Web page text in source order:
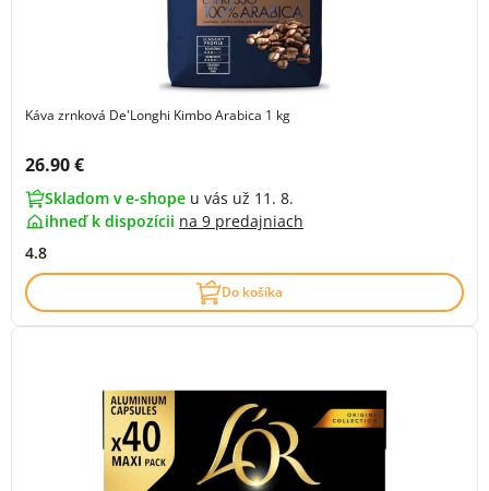
Káva zrnková De'Longhi Kimbo Arabica 1 kg
Cena s DPH:
26.90 €
Skladom v e-shope u vás už 11. 8.
ihneď k dispozícii na 9 predajniach
4.8
Do košíka